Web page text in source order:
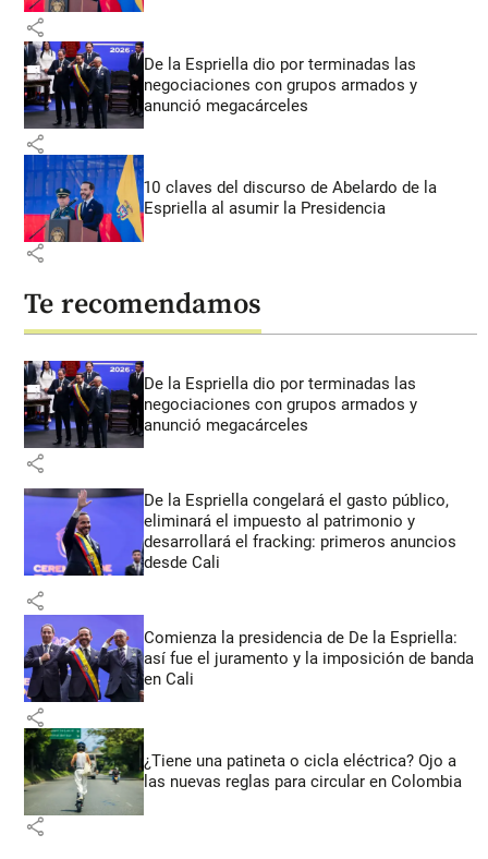
share
De la Espriella dio por terminadas las
negociaciones con grupos armados y
anunció megacárceles
share
10 claves del discurso de Abelardo de la
Espriella al asumir la Presidencia
share
Te recomendamos
De la Espriella dio por terminadas las
negociaciones con grupos armados y
anunció megacárceles
share
De la Espriella congelará el gasto público,
eliminará el impuesto al patrimonio y
desarrollará el fracking: primeros anuncios
desde Cali
share
Comienza la presidencia de De la Espriella:
así fue el juramento y la imposición de banda
en Cali
share
¿Tiene una patineta o cicla eléctrica? Ojo a
las nuevas reglas para circular en Colombia
share